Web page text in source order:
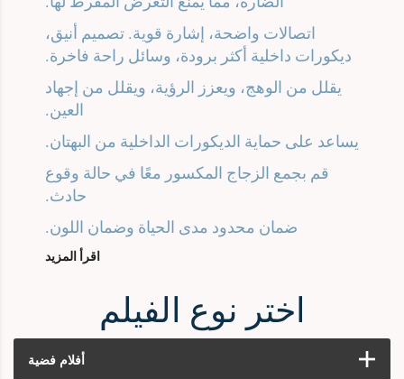
اتصالات واضحة، إشارة قوية. تصميم أنيق،
ديكورات داخلية أكثر برودة، وسائل راحة فاخرة.
يقلل من الوهج، ويعزز الرؤية، ويقلل من إجهاد
العين.
يساعد على حماية الديكورات الداخلية من البهتان.
قم بجمع الزجاج المكسور معًا في حالة وقوع
حادث.
ضمان محدود مدى الحياة وضمان اللون.
اقرأ المزيد
اختر نوع الفيلم
أفلام فضية